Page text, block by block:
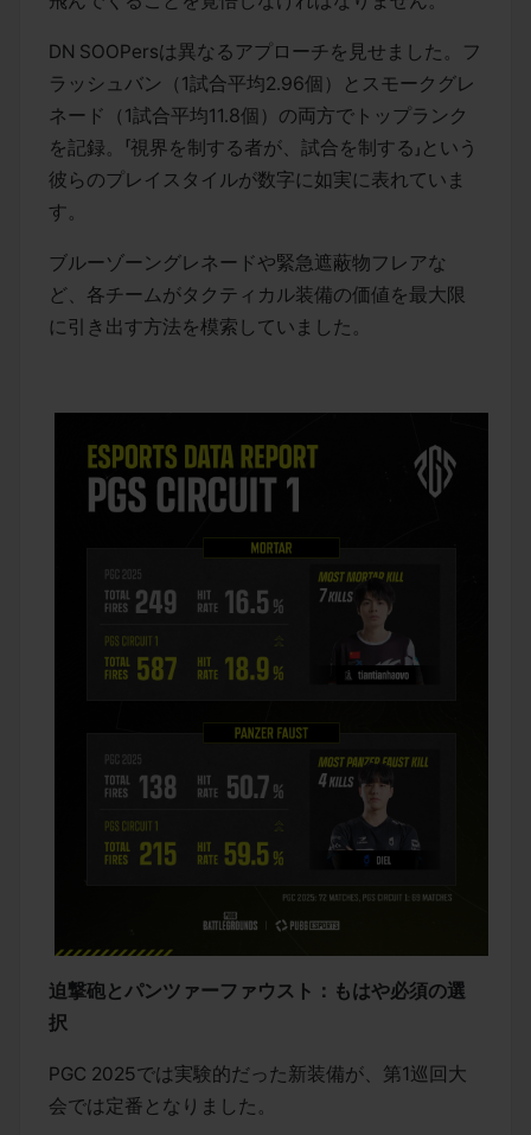
DN SOOPersは異なるアプローチを見せました。フ
ラッシュバン（1試合平均2.96個）とスモークグレ
ネード（1試合平均11.8個）の両方でトップランク
を記録。「視界を制する者が、試合を制する」という
彼らのプレイスタイルが数字に如実に表れていま
す。
ブルーゾーングレネードや緊急遮蔽物フレアな
ど、各チームがタクティカル装備の価値を最大限
に引き出す方法を模索していました。
迫撃砲とパンツァーファウスト：もはや必須の選
択
PGC 2025では実験的だった新装備が、第1巡回大
会では定番となりました。